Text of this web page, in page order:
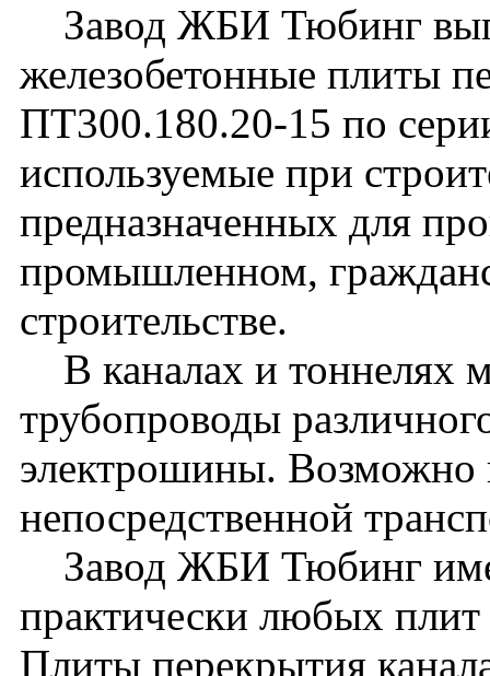
Завод ЖБИ Тюбинг
железобетонные плиты
ПТ300.180.20-15 по
используемые при
предназначенных для
промышленном,
строительстве.
В каналах и тоннелях
трубопроводы
электрошины. Возможно
непосредственной
Завод ЖБИ Тюбинг
практически любых плит
Плиты перекрытия